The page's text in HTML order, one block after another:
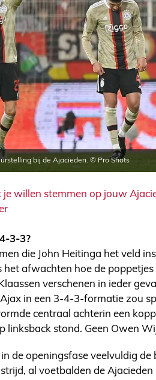
bij de Ajacieden. © Pro Shots
je willen stemmen op jouw
3-3?
die John Heitinga het veld
het afwachten hoe de
verschenen in ieder
in een 3-4-3-formatie zou
centraal achterin een
linksback stond. Geen Owen
de openingsfase veelvuldig de
al voetbalden de